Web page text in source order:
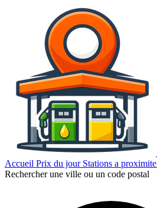
Accueil Prix du jour Stations a proximite
Rechercher une ville ou un code postal